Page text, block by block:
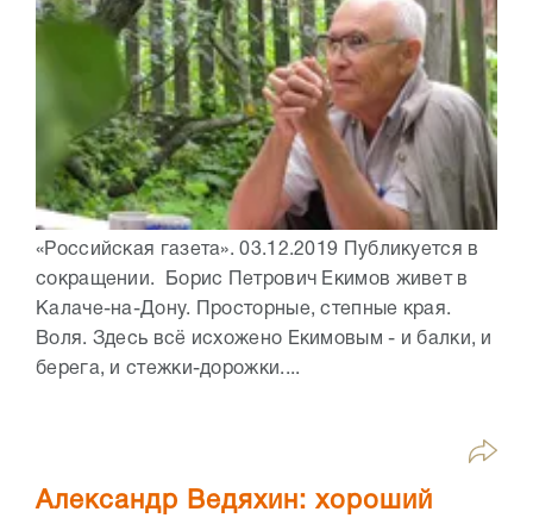
«Российская газета». 03.12.2019 Публикуется в
сокращении. Борис Петрович Екимов живет в
Калаче-на-Дону. Просторные, степные края.
Воля. Здесь всё исхожено Екимовым - и балки, и
берега, и стежки-дорожки....
Александр Ведяхин: хороший